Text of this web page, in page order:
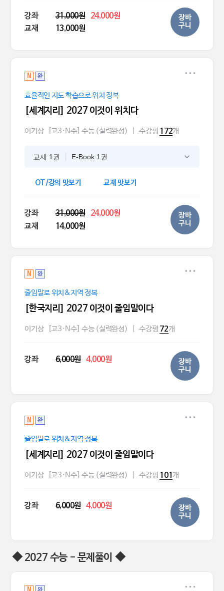
강좌 31,000원
24,000원
교재
13,000원
장바
구니
N 완
효율적인 지도 학습으로 위치 정복
[세계지리] 2027 이것이 위치다
이기상 [고3·N수] 수능 (실력완성) 수강평 172개
교재 1권 E-Book 1권
OT/강의 맛보기 교재 맛보기
강좌 31,000원
24,000원
교재
14,000원
장바
구니
N 완
줄임말로 위치&지역 정복
[한국지리] 2027 이것이 줄임말이다
이기상 [고3·N수] 수능 (실력완성) 수강평 72개
강좌 6,000원 4,000원
장바
구니
N 완
줄임말로 위치&지역 정복
[세계지리] 2027 이것이 줄임말이다
이기상 [고3·N수] 수능 (실력완성) 수강평 101개
강좌 6,000원 4,000원
장바
구니
◆ 2027 수능 - 문제풀이 ◆